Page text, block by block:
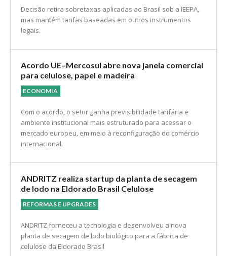
Decisão retira sobretaxas aplicadas ao Brasil sob a IEEPA,
mas mantém tarifas baseadas em outros instrumentos
legais.
Acordo UE–Mercosul abre nova janela comercial
para celulose, papel e madeira
ECONOMIA
Com o acordo, o setor ganha previsibilidade tarifária e
ambiente institucional mais estruturado para acessar o
mercado europeu, em meio à reconfiguração do comércio
internacional.
ANDRITZ realiza startup da planta de secagem
de lodo na Eldorado Brasil Celulose
REFORMAS E UPGRADES
ANDRITZ forneceu a tecnologia e desenvolveu a nova
planta de secagem de lodo biológico para a fábrica de
celulose da Eldorado Brasil